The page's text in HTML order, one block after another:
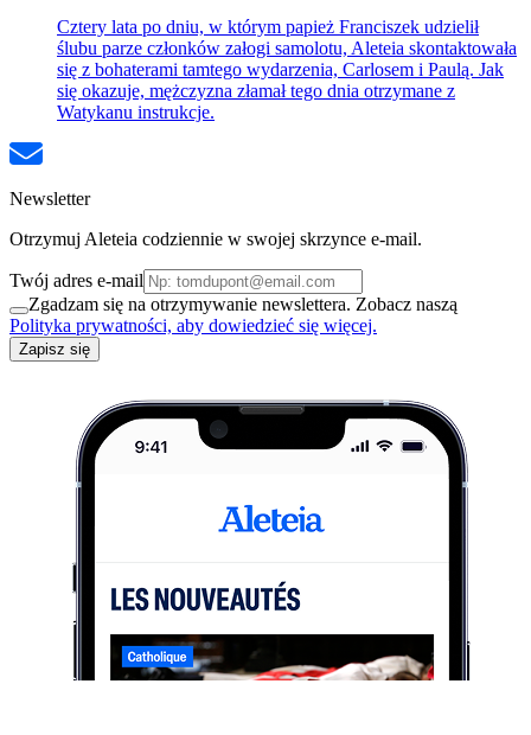
Cztery lata po dniu, w którym papież Franciszek udzielił
ślubu parze członków załogi samolotu, Aleteia skontaktowała
się z bohaterami tamtego wydarzenia, Carlosem i Paulą. Jak
się okazuje, mężczyzna złamał tego dnia otrzymane z
Watykanu instrukcje.
Newsletter
Otrzymuj Aleteia codziennie w swojej skrzynce e-mail.
Twój adres e-mail
Zgadzam się na otrzymywanie newslettera. Zobacz naszą
Polityka prywatności, aby dowiedzieć się więcej.
Zapisz się